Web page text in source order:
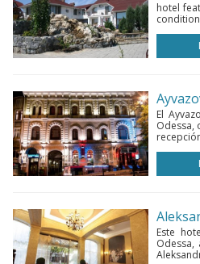
hotel
El
Odessa,
Este